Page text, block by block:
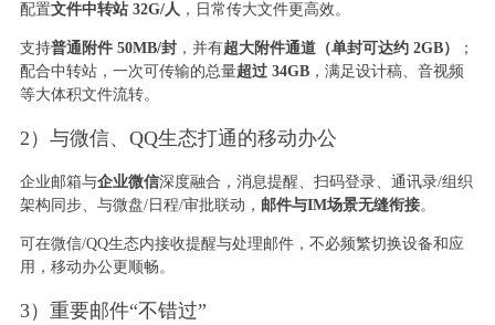
配置文件中转站 32G/人 ，日常传大文件更高效。
支持普通附件 50MB/封，并有超大附件通道（单封可达约 2GB）
；
配合中转站，一次可传输的总量超过 34GB，满足设计稿、音视频
等大体积文件流转。
2）与微信、QQ生态打通的移动办公
企业邮箱与企业微信深度融合，消息提醒、扫码登录、通讯录/组织
架构同步、与微盘/日程/审批联动， 邮件与IM场景无缝衔接。
可在微信/QQ生态内接收提醒与处理邮件，不必频繁切换设备和应
用，移动办公更顺畅。
3）重要邮件“不错过”